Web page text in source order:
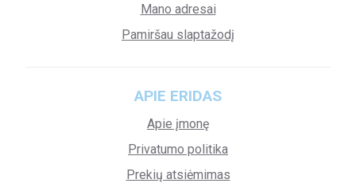
Mano adresai
Pamiršau slaptažodį
APIE ERIDAS
Apie įmonę
Privatumo politika
Prekių atsiėmimas